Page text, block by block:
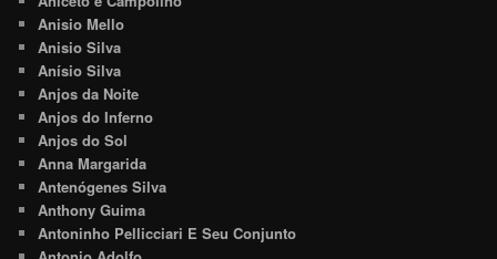
Anisio Mello
Anisio Silva
Anísio Silva
Anjos da Noite
Anjos do Inferno
Anjos do Sol
Anna Margarida
Antenógenes Silva
Anthony Guima
Antoninho Pellicciari E Seu Conjunto